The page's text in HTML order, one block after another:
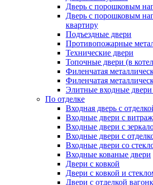
Дверь с порошковым
Дверь с порошковым
квартиру
Подъездные двери
Противопожарные
Технические двери
Топочные двери (в
Филенчатая
Филенчатая
Элитные входные двери
По отделке
Входная дверь с
Входные двери с
Входные двери с
Входные двери с
Входные двери со
Входные кованые двери
Двери с ковкой
Двери с ковкой и
Двери с отделкой